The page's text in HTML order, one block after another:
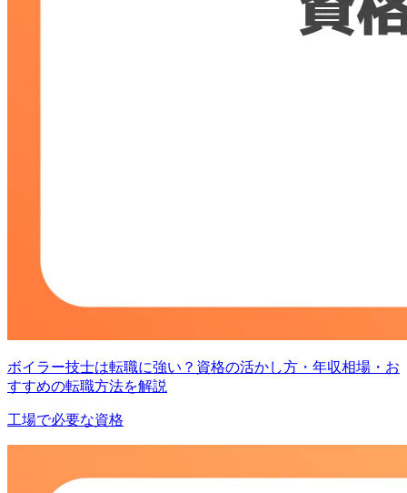
ボイラー技士は転職に強い？資格の活かし方・年収相場・お
すすめの転職方法を解説
工場で必要な資格